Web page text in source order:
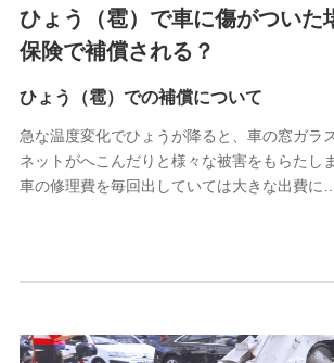
4.家族・友達紹介にて取得した個人情
被紹介者への連絡、及び当社と取引のある
けている保険会社・提携会社の保険その他
供し、金融商品等の契約を勧奨するため
アンケートやキャンペーン等の実施のため
上記に係る連絡・手続き・管理等付帯業務
5.通話録音にて取得する情報
7.社員（従業者）の個人情報
ひょう（雹）で車に傷がついた
保険で補償される？
ひょう（雹）での補償について
急な温度変化でひょうが降ると、車の窓ガラ
ネットがへこんだりと様々な被害をもらたし
車の修理費を毎回出していては大きな出費に